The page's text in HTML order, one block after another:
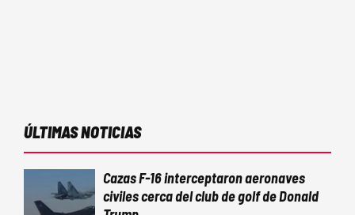
ÚLTIMAS NOTICIAS
Cazas F-16 interceptaron aeronaves
civiles cerca del club de golf de Donald